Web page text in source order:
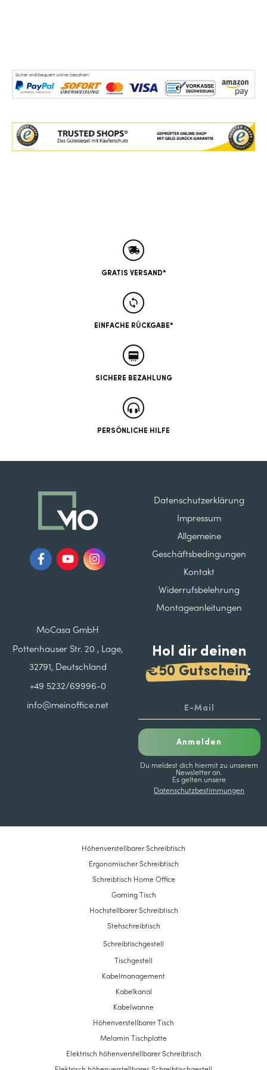
GRATIS VERSAND*
EINFACHE RÜCKGABE*
SICHERE BEZAHLUNG
PERSÖNLICHE HILFE
Datenschutzerklärung
Impressum
Allgemeine
Geschäftsbedingungen
Kontakt
Widerrufsbelehrung
Montageanleitungen
MoCasa GmbH
Pottenhauser Str. 20 , Lage,
32791, Deutschland
+49 5232/69996-0
info@meinoffice.net
Hol dir deinen
€50 Gutschein:
Anmelden
Du meldest dich hiermit zu unserem
Newsletter an.
Es gelten unsere
Datenschutzbestimmungen
Höhenverstellbarer Schreibtisch
Ergonomischer Schreibtisch
Schreibtisch Home Office
Gaming Tisch
Hochstellbarer Schreibtisch
Stehschreibtisch
Schreibtischgestell
Tischgestell
Kabelmanagement
Kabelkanal
Kabelwanne
Höhenverstellbarer Tisch
Melamin Tischplatte
Elektrisch höhenverstellbarer Schreibtisch